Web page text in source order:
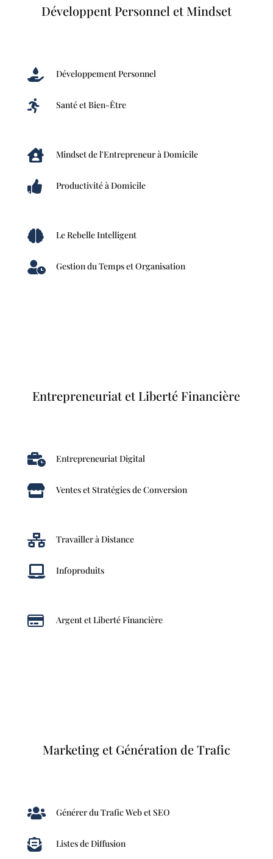
Développent Personnel et Mindset
 Développement Personnel
 Santé et Bien-Être
 Mindset de l'Entrepreneur à Domicile
 Productivité à Domicile
 Le Rebelle Intelligent
 Gestion du Temps et Organisation
Entrepreneuriat et Liberté Financière
 Entrepreneuriat Digital
 Ventes et Stratégies de Conversion
 Travailler à Distance
 Infoproduits
 Argent et Liberté Financière
Marketing et Génération de Trafic
 Générer du Trafic Web et SEO
 Listes de Diffusion